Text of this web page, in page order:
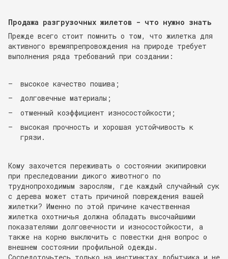
Продажа разгрузочных жилетов - что нужно знать
Прежде всего стоит помнить о том, что жилетка для
активного времяпрепровождения на природе требует
выполнения ряда требований при создании:
высокое качество пошива;
долговечные материалы;
отменный коэффициент износостойкости;
высокая прочность и хорошая устойчивость к
грязи.
Кому захочется переживать о состоянии экипировки
при преследовании дикого животного по
труднопроходимым зарослям, где каждый случайный сук
с дерева может стать причиной повреждения вашей
жилетки? Именно по этой причине качественная
жилетка охотничья должна обладать высочайшими
показателями долговечности и износостойкости, а
также на корню выключить с повестки дня вопрос о
внешнем состоянии профильной одежды.
Сосредоточьтесь только на инстинктах добытчика и не